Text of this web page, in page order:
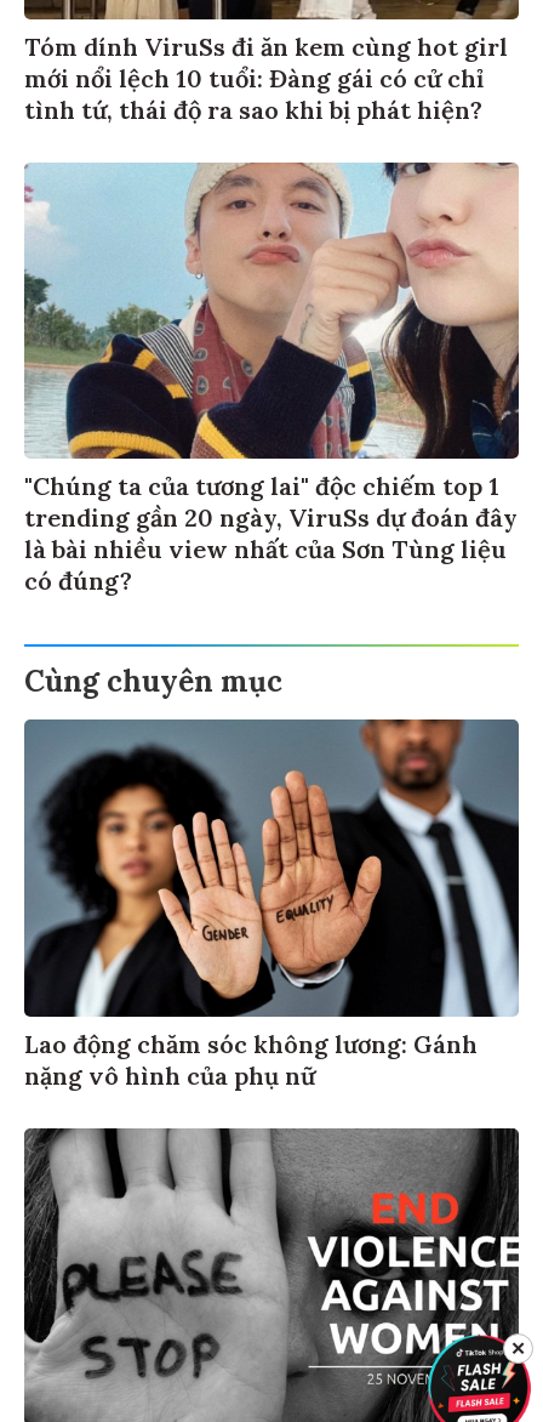
Tóm dính ViruSs đi ăn kem cùng hot girl
mới nổi lệch 10 tuổi: Đàng gái có cử chỉ
tình tứ, thái độ ra sao khi bị phát hiện?
"Chúng ta của tương lai" độc chiếm top 1
trending gần 20 ngày, ViruSs dự đoán đây
là bài nhiều view nhất của Sơn Tùng liệu
có đúng?
Cùng chuyên mục
Lao động chăm sóc không lương: Gánh
nặng vô hình của phụ nữ
✕